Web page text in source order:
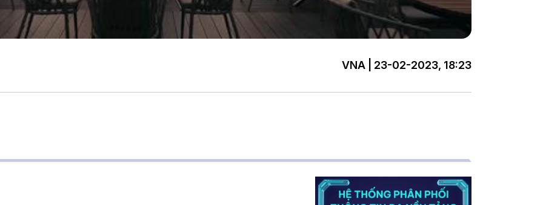
VNA | 23-02-2023, 18:23